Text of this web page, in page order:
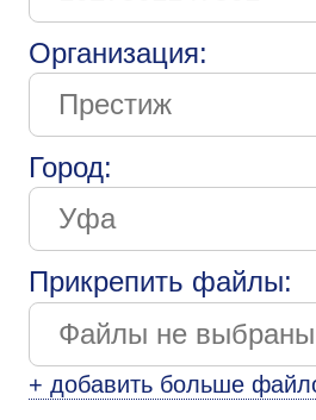
Организация:
Город:
Прикрепить файлы:
+ добавить больше